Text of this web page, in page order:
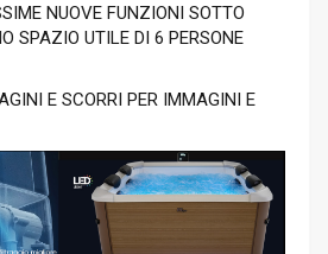
NUOVE FUNZIONI SOTTO
SPAZIO UTILE DI 6 PERSONE
E SCORRI PER IMMAGINI E